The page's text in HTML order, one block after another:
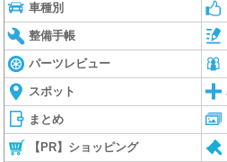
車種別
整備手帳
パーツレビュー
スポット
まとめ
【PR】ショッピング